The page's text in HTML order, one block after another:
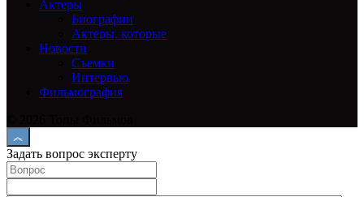
Актеры
Биографии
Актеры, которые
Новости
Съемки
Интервью
Фильмография
Задать вопрос эксперту